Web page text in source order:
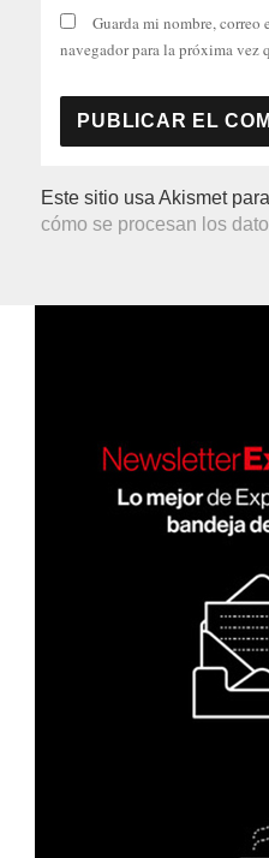
Guarda mi nombre, correo
navegador para la próxima vez
Este sitio usa Akismet
cómo se procesan los